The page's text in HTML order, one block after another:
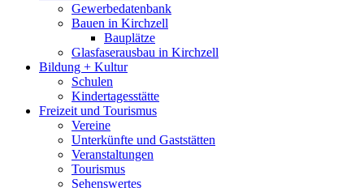
Gewerbedatenbank
Bauen in Kirchzell
Bauplätze
Glasfaserausbau in Kirchzell
Bildung + Kultur
Schulen
Kindertagesstätte
Freizeit und Tourismus
Vereine
Unterkünfte und Gaststätten
Veranstaltungen
Tourismus
Sehenswertes